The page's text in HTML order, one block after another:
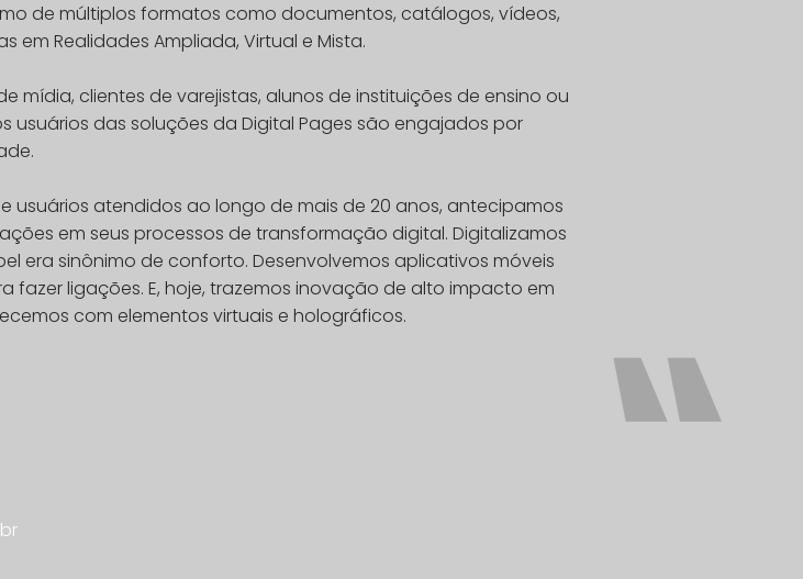
de múltiplos formatos como documentos, catálogos, vídeos,
em Realidades Ampliada, Virtual e Mista.
mídia, clientes de varejistas, alunos de instituições de ensino ou
usuários das soluções da Digital Pages são engajados por
usuários atendidos ao longo de mais de 20 anos, antecipamos
em seus processos de transformação digital. Digitalizamos
era sinônimo de conforto. Desenvolvemos aplicativos móveis
ligações. E, hoje, trazemos inovação de alto impacto em
com elementos virtuais e holográficos.